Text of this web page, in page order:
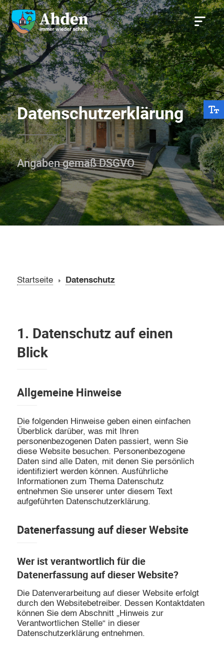
Datenschutzerklärung
Angaben gemäß DSGVO
Startseite Datenschutz
1. Datenschutz auf einen
Blick
Allgemeine Hinweise
Die folgenden Hinweise geben einen einfachen
Überblick darüber, was mit Ihren
personenbezogenen Daten passiert, wenn Sie
diese Website besuchen. Personenbezogene
Daten sind alle Daten, mit denen Sie persönlich
identifiziert werden können. Ausführliche
Informationen zum Thema Datenschutz
entnehmen Sie unserer unter diesem Text
aufgeführten Datenschutzerklärung.
Datenerfassung auf dieser Website
Wer ist verantwortlich für die
Datenerfassung auf dieser Website?
Die Datenverarbeitung auf dieser Website erfolgt
durch den Websitebetreiber. Dessen Kontaktdaten
können Sie dem Abschnitt „Hinweis zur
Verantwortlichen Stelle“ in dieser
Datenschutzerklärung entnehmen.